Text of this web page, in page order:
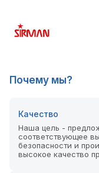
Почему мы?
Качество
Наша цель -
соответствующее
безопасности и
высокое качество